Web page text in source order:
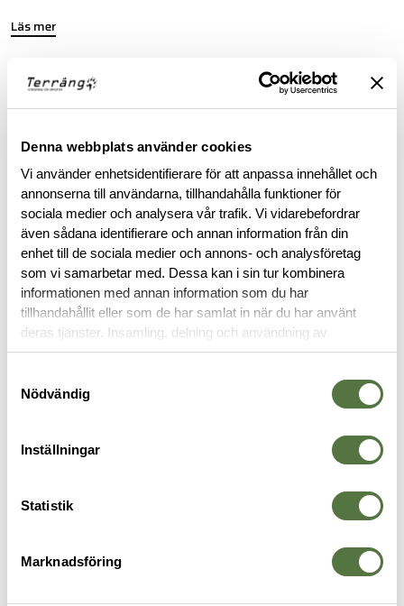
Denna webbplats använder cookies
Vi använder enhetsidentifierare för att anpassa innehållet och
annonserna till användarna, tillhandahålla funktioner för
sociala medier och analysera vår trafik. Vi vidarebefordrar
även sådana identifierare och annan information från din
enhet till de sociala medier och annons- och analysföretag
som vi samarbetar med. Dessa kan i sin tur kombinera
informationen med annan information som du har
tillhandahållit eller som de har samlat in när du har använt
deras tjänster. Insamling, delning och användning av
personuppgifter kan användas för personalisering av
Nödvändig
Inställningar
Statistik
Marknadsföring
Läs mer
FINNS I FÖLJANDE FÄRGER
BESKRIVNING
RECENSIONER
OM VARUMÄRKET
FICKOR & HÅLLARE